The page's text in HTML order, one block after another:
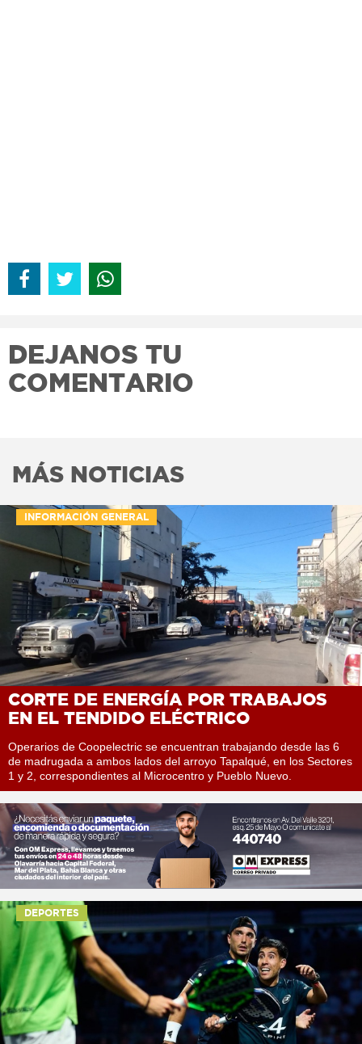
DEJANOS TU
COMENTARIO
MÁS NOTICIAS
INFORMACIÓN GENERAL
CORTE DE ENERGÍA POR TRABAJOS
EN EL TENDIDO ELÉCTRICO
Operarios de Coopelectric se encuentran trabajando desde las 6
de madrugada a ambos lados del arroyo Tapalqué, en los Sectores
1 y 2, correspondientes al Microcentro y Pueblo Nuevo.
DEPORTES